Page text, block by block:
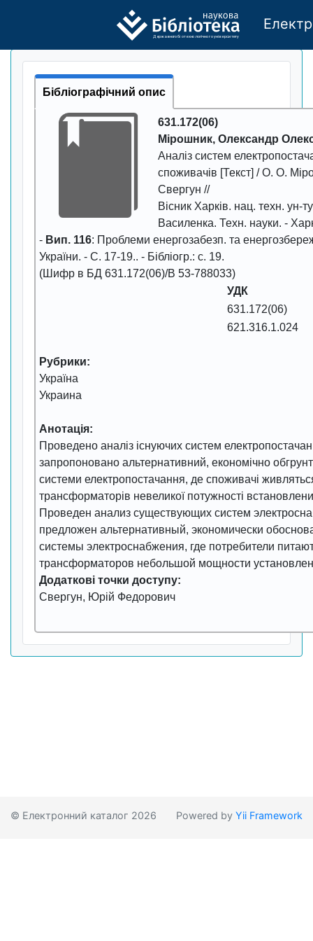
Державного бі отехно логічно го універси тету
Бібліографічний опис
631.172(06)
Мірошник, Олександр
Аналіз систем
споживачів [Текст] / О. О.
Свергун //
Вісник Харків. нац. техн. ун-
Василенка. Техн. науки. -
- Вип. 116: Проблеми енергозабезп. та
України. - С. 17-19.. - Бібліогр.: с. 19.
(Шифр в БД 631.172(06)/В 53-788033)
УДК
631.172(06)
621.316.1.024
Рубрики:
Україна
Украина
Анотація:
Проведено аналіз існуючих систем
запропоновано альтернативний, економічно
системи електропостачання, де споживачі
трансформаторів невеликої потужності
Проведен анализ существующих систем
предложен альтернативный, экономически
системы электроснабжения, где потребители
трансформаторов небольшой мощности
Додаткові точки доступу:
Свергун, Юрій Федорович
© Електронний каталог 2026 Powered by Yii Framework